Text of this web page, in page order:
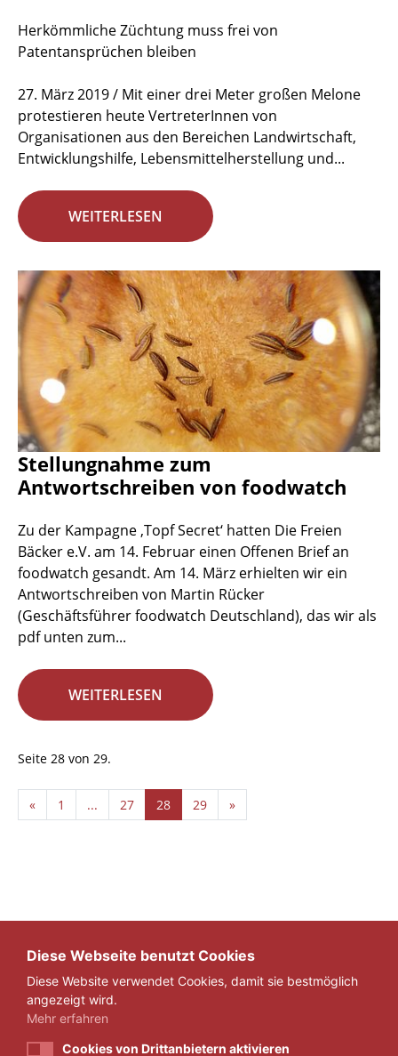
Herkömmliche Züchtung muss frei von
Patentansprüchen bleiben
27. März 2019 / Mit einer drei Meter großen Melone
protestieren heute VertreterInnen von
Organisationen aus den Bereichen Landwirtschaft,
Entwicklungshilfe, Lebensmittelherstellung und...
WEITERLESEN
Stellungnahme zum
Antwortschreiben von foodwatch
Zu der Kampagne ‚Topf Secret‘ hatten Die Freien
Bäcker e.V. am 14. Februar einen Offenen Brief an
foodwatch gesandt. Am 14. März erhielten wir ein
Antwortschreiben von Martin Rücker
(Geschäftsführer foodwatch Deutschland), das wir als
pdf unten zum...
WEITERLESEN
Seite 28 von 29.
« 1 ... 27 28 29 »
Diese Webseite benutzt Cookies
Diese Website verwendet Cookies, damit sie bestmöglich
angezeigt wird.
Mehr erfahren
Cookies von Drittanbietern aktivieren